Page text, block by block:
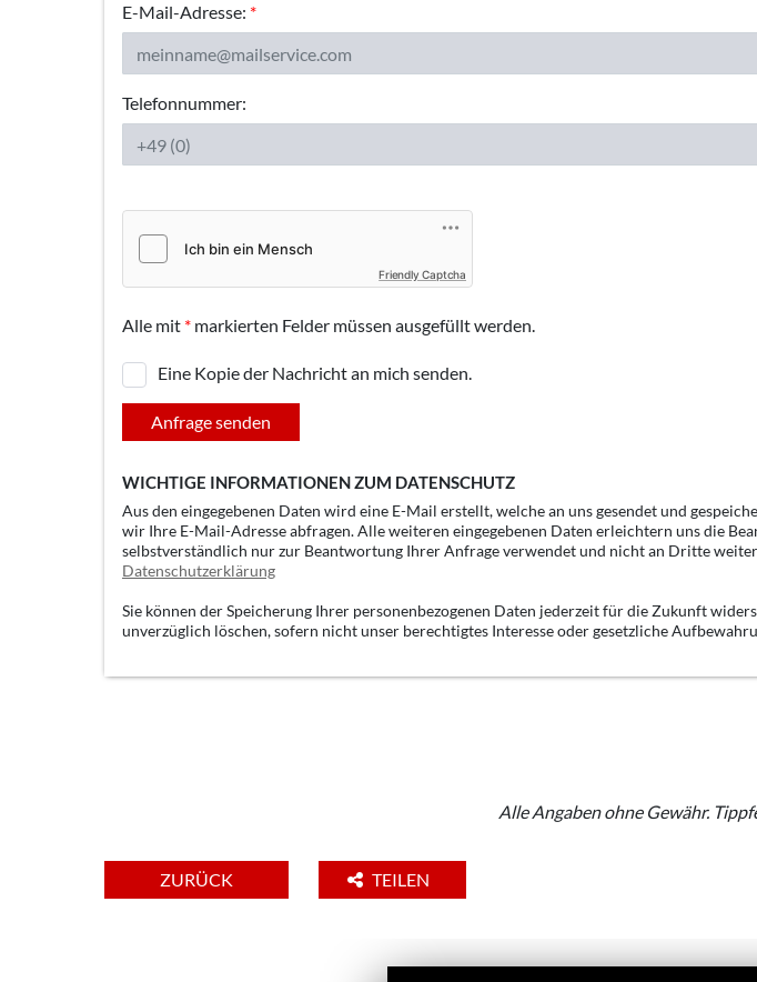
E-Mail-Adresse: *
Telefonnummer:
Friendly Captcha
Alle mit * markierten Felder müssen ausgefüllt werden.
Eine Kopie der Nachricht an mich senden.
Anfrage senden
WICHTIGE INFORMATIONEN ZUM DATENSCHUTZ
Aus den eingegebenen Daten wird eine E-Mail erstellt, welche an uns gesendet und
wir Ihre E-Mail-Adresse abfragen. Alle weiteren eingegebenen Daten erleichtern uns die
selbstverständlich nur zur Beantwortung Ihrer Anfrage verwendet und nicht an Dritte
Datenschutzerklärung
Sie können der Speicherung Ihrer personenbezogenen Daten jederzeit für die Zukunft
unverzüglich löschen, sofern nicht unser berechtigtes Interesse oder gesetzliche
Alle Angaben ohne Gewähr.
ZURÜCK TEILEN